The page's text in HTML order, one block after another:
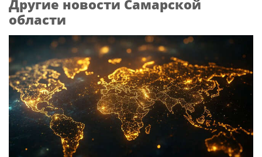
Другие новости Самарской
области